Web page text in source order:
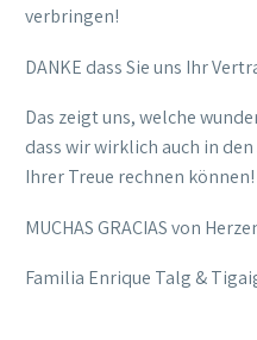
verbringen!
DANKE dass Sie uns Ihr
Das zeigt uns, welche
dass wir wirklich auch in
Ihrer Treue rechnen können!
MUCHAS GRACIAS von
Familia Enrique Talg &